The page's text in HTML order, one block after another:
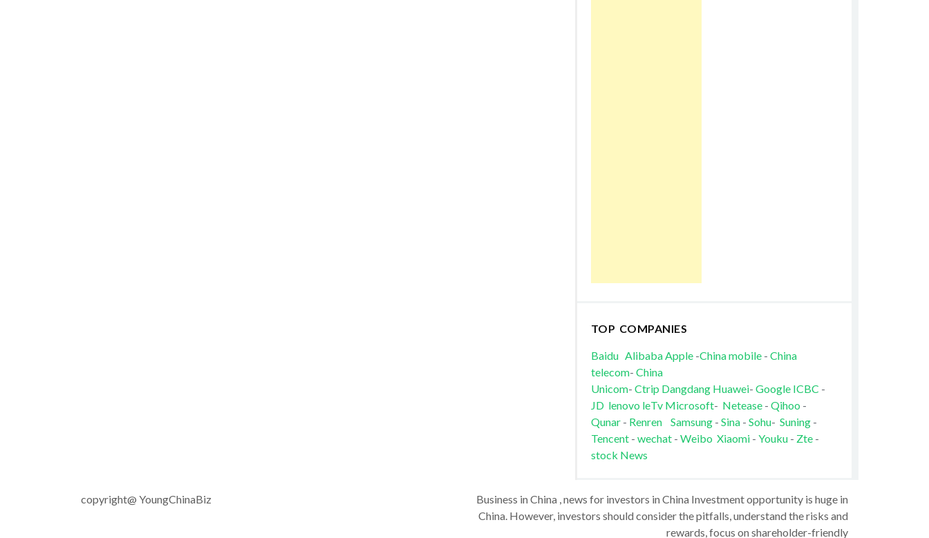
TOP COMPANIES
Baidu AlibabaApple-China mobile- China
telecom- China
Unicom- Ctrip Dangdang Huawei- Google ICBC -
JD lenovo leTv Microsoft- Netease- Qihoo -
Qunar- Renren Samsung- Sina- Sohu- Suning-
Tencent- wechat - Weibo Xiaomi- Youku - Zte-
stock News
copyright@ YoungChinaBiz
Business in China , news for investors in China Investment opportunity is huge in
China. However, investors should consider the pitfalls, understand the risks and
rewards, focus on shareholder-friendly